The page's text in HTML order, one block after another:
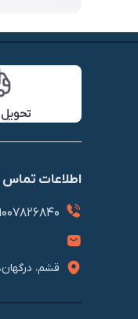
اطلاعات تماس
قشم، درگهان،